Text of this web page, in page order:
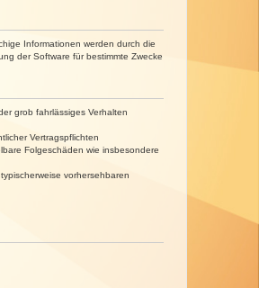
Informationen werden durch die
der Software für bestimmte Zwecke
grob fahrlässiges Verhalten
Vertragspflichten
Folgeschäden wie insbesondere
vorhersehbaren